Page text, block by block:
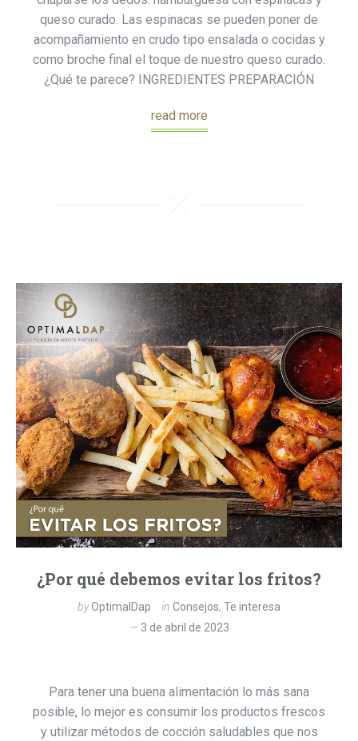
queso curado. Las espinacas se pueden poner de
acompañamiento en crudo tipo ensalada o cocidas y
como broche final el toque de nuestro queso curado.
¿Qué te parece? INGREDIENTES PREPARACIÓN
read more
¿Por qué debemos evitar los fritos?
byOptimalDap in Consejos, Te interesa
3 de abril de 2023
Para tener una buena alimentación lo más sana
posible, lo mejor es consumir los productos frescos
y utilizar métodos de cocción saludables que nos